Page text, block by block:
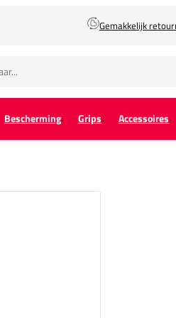
Gemakkelijk
Bescherming Grips Accessoires